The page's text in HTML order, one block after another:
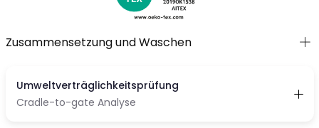
Zusammensetzung und Waschen